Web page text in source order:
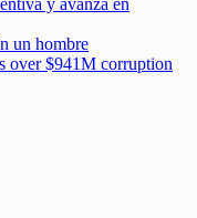
y avanza en
un hombre
over $941M corruption